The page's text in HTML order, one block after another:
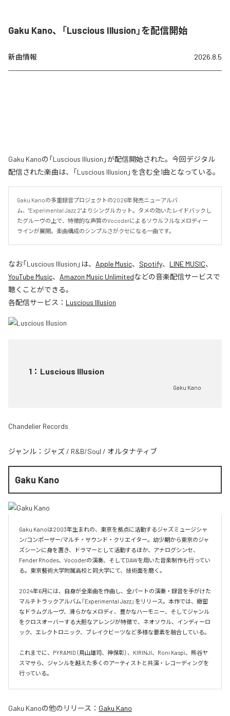
Gaku Kano、「Luscious Illusion」を配信開始
新曲情報 2026.8.5
Gaku Kanoの「Luscious Illusion」が配信開始された。今回デジタル
配信された楽曲は、「Luscious Illusion」を含む全1曲となっている。
Gaku Kanoの多重録音プロジェクトの2026年発売ニューアルバ
ム、"Experimental Jazz 2"よりシングルカット。タメの効いたレイドバックし
たグルーヴの上で、特徴的な声質のVocoderによるソウルフルなメロディー
ラインが展開。楽曲構成のシンプルさがクセになる一曲です。
なお「Luscious Illusion 」は、 Apple Music、 Spotify、 LINE MUSIC、
YouTube Music、 Amazon Music Unlimitedなどの音楽配信サービスで
聴くことができる。
各配信サービス： Luscious Illusion
1 ： Luscious Illusion
Gaku Kano
Chandelier Records
ジャンル： ジャズ / R&B/Soul / オルタナティブ
Gaku Kano
Gaku Kanoは2003年生まれの、東京を拠点に活動するジャズミュージシャ
ン/コンポーザー/マルチ・サウンド・クリエイター。幼少期から東京のジャ
ズシーンに身を置き、ドラマーとして活動するほか、アナログシンセ、
Fender Rhodes、Vocoderの演奏、そしてDAWを用いた音楽制作も行ってい
る。東京藝術大学附属高校と同大学にて、技術面を磨く。
2024年6月には、自身が全楽曲を作曲し、全パートの演奏・録音を手がけた
マルチトラックアルバム『Experimental Jazz』をリリース。本作では、緻密
なドラムグルーヴ、滑らかなメロディ、豊かなハーモニー、そしてジャンル
をクロスオーバーする大胆なアレンジが特徴で、ネオソウル、インディーロ
ック、エレクトロニック、ブレイクビーツなど多様な要素を融合している。
これまでに、PYRAMID（鳥山雄司、神保彰）、KIRINJI、Roni Kaspi、熊谷ヤ
スマサら、ジャンルを越えた多くのアーティストと共演・レコーディングを
行っている。
Gaku Kanoの他のリリース： Gaku Kano